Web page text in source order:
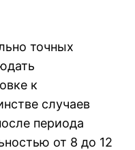
точных
к
случаев
периода
от 8 до 12